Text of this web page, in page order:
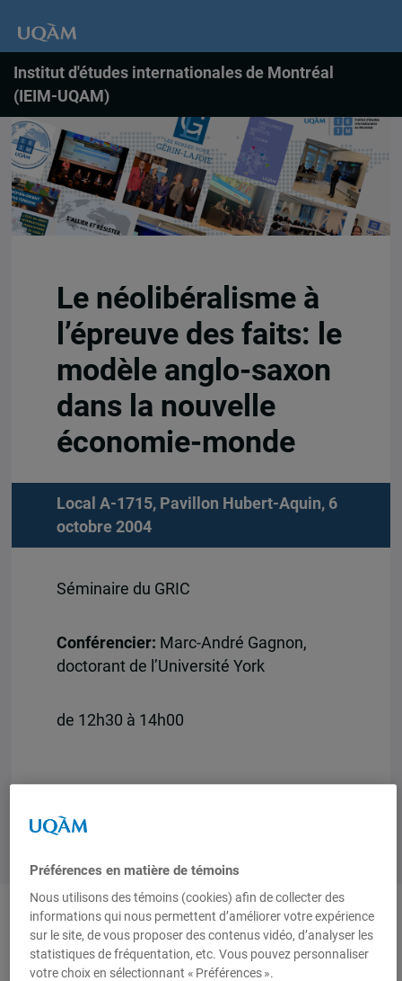
Institut d'études internationales de Montréal
(IEIM-UQAM)
Le néolibéralisme à
l’épreuve des faits: le
modèle anglo-saxon
dans la nouvelle
économie-monde
Local A-1715, Pavillon Hubert-Aquin, 6
octobre 2004
Séminaire du GRIC
Conférencier: Marc-André Gagnon,
doctorant de l’Université York
de 12h30 à 14h00
Produit par
Préférences en matière de témoins
Nous utilisons des témoins (cookies) afin de collecter des
informations qui nous permettent d’améliorer votre expérience
sur le site, de vous proposer des contenus vidéo, d’analyser les
statistiques de fréquentation, etc. Vous pouvez personnaliser
votre choix en sélectionnant « Préférences ».